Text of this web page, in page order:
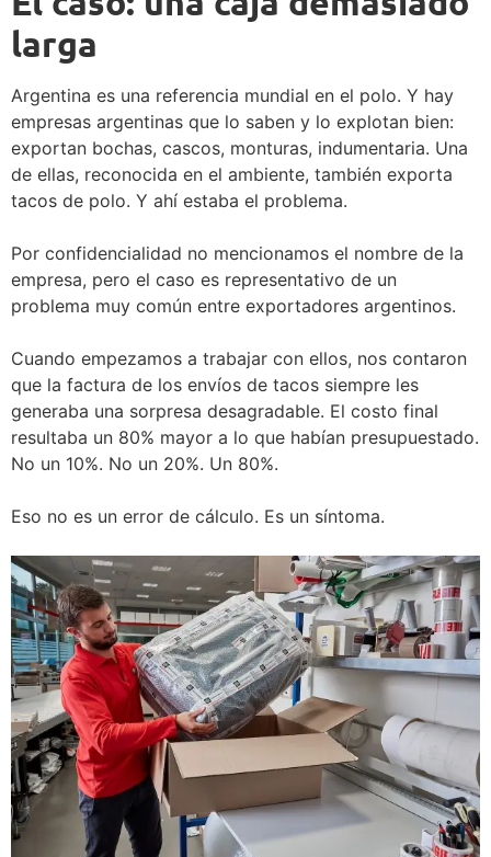
larga
Argentina es una referencia mundial en el polo. Y hay
empresas argentinas que lo saben y lo explotan bien:
exportan bochas, cascos, monturas, indumentaria. Una
de ellas, reconocida en el ambiente, también exporta
tacos de polo. Y ahí estaba el problema.
Por confidencialidad no mencionamos el nombre de la
empresa, pero el caso es representativo de un
problema muy común entre exportadores argentinos.
Cuando empezamos a trabajar con ellos, nos contaron
que la factura de los envíos de tacos siempre les
generaba una sorpresa desagradable. El costo final
resultaba un 80% mayor a lo que habían presupuestado.
No un 10%. No un 20%. Un 80%.
Eso no es un error de cálculo. Es un síntoma.